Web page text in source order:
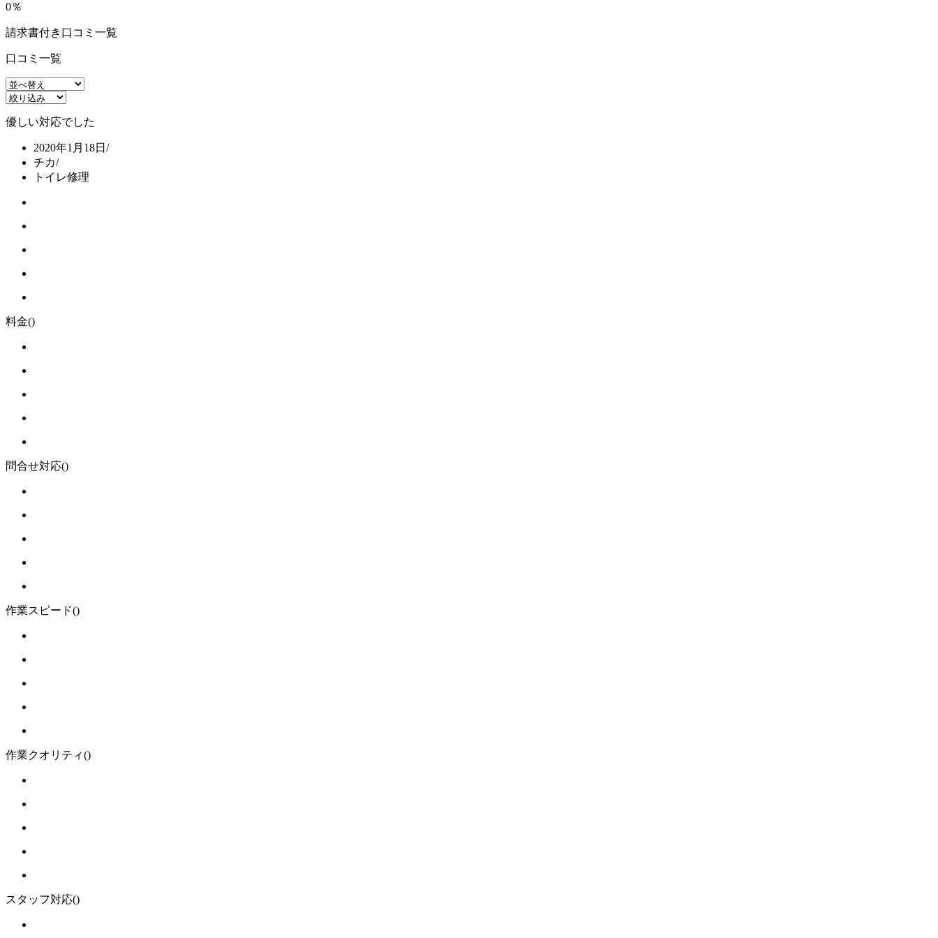
0％
請求書付き口コミ一覧
口コミ一覧
優しい対応でした
2020年1月18日 /
チカ/
トイレ修理
料金()
問合せ対応()
作業スピード()
作業クオリティ()
スタッフ対応()